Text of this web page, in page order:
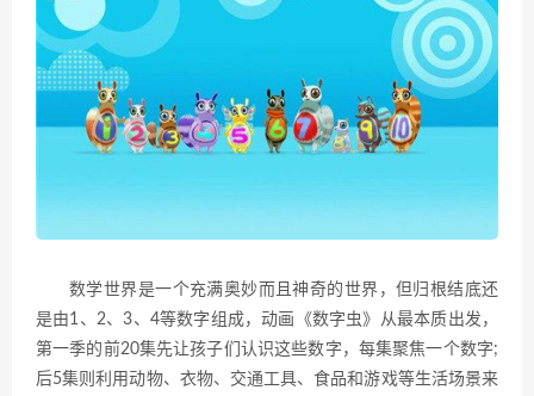
数学世界是一个充满奥妙而且神奇的世界，但归根结底还
是由1、2、3、4等数字组成，动画《数字虫》从最本质出发，
第一季的前20集先让孩子们认识这些数字，每集聚焦一个数字;
后5集则利用动物、衣物、交通工具、食品和游戏等生活场景来